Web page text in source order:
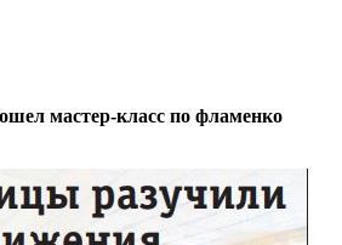
мастер-класс по фламенко